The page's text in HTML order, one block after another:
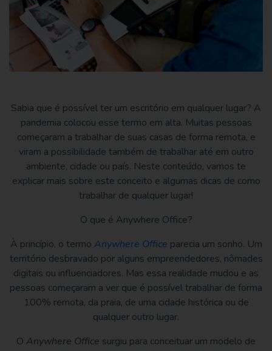
Sabia que é possível ter um escritório em qualquer lugar? A
pandemia colocou esse termo em alta. Muitas pessoas
começaram a trabalhar de suas casas de forma remota, e
viram a possibilidade também de trabalhar até em outro
ambiente, cidade ou país. Neste conteúdo, vamos te
explicar mais sobre este conceito e algumas dicas de como
trabalhar de qualquer lugar!
O que é Anywhere Office?
À princípio, o termo Anywhere Office parecia um sonho. Um
território desbravado por alguns empreendedores, nômades
digitais ou influenciadores. Mas essa realidade mudou e as
pessoas começaram a ver que é possível trabalhar de forma
100% remota, da praia, de uma cidade histórica ou de
qualquer outro lugar.
O Anywhere Office surgiu para conceituar um modelo de